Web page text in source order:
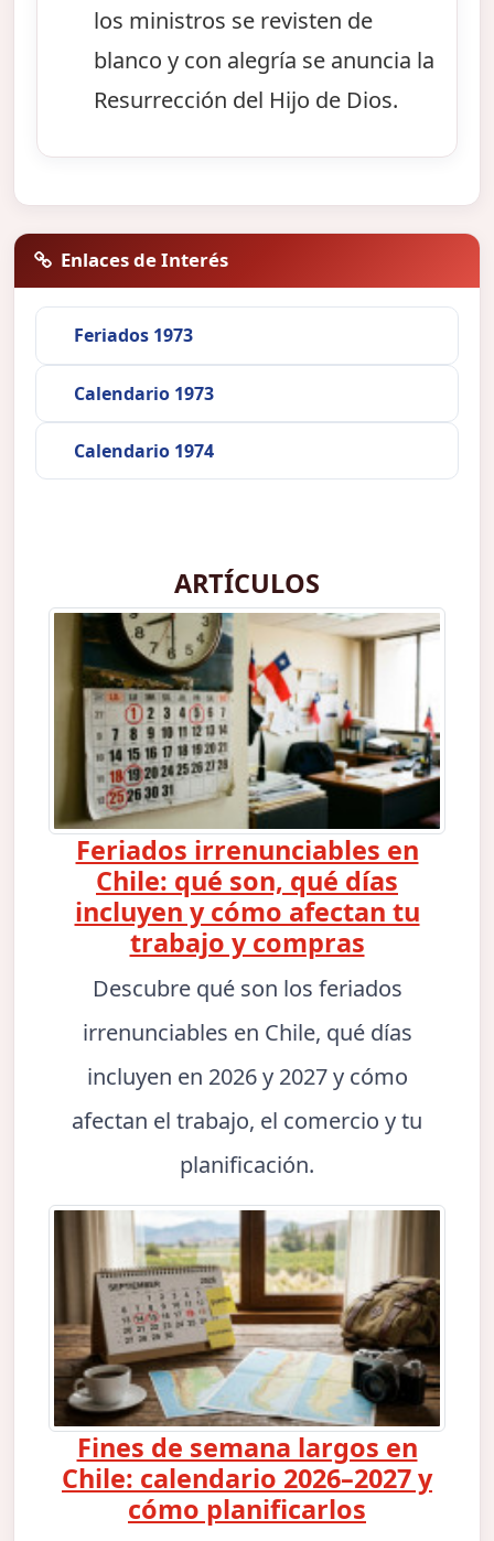
los ministros se revisten de
blanco y con alegría se anuncia la
Resurrección del Hijo de Dios.
Enlaces de Interés
Feriados 1973
Calendario 1973
Calendario 1974
ARTÍCULOS
Feriados irrenunciables en
Chile: qué son, qué días
incluyen y cómo afectan tu
trabajo y compras
Descubre qué son los feriados
irrenunciables en Chile, qué días
incluyen en 2026 y 2027 y cómo
afectan el trabajo, el comercio y tu
planificación.
Fines de semana largos en
Chile: calendario 2026–2027 y
cómo planificarlos